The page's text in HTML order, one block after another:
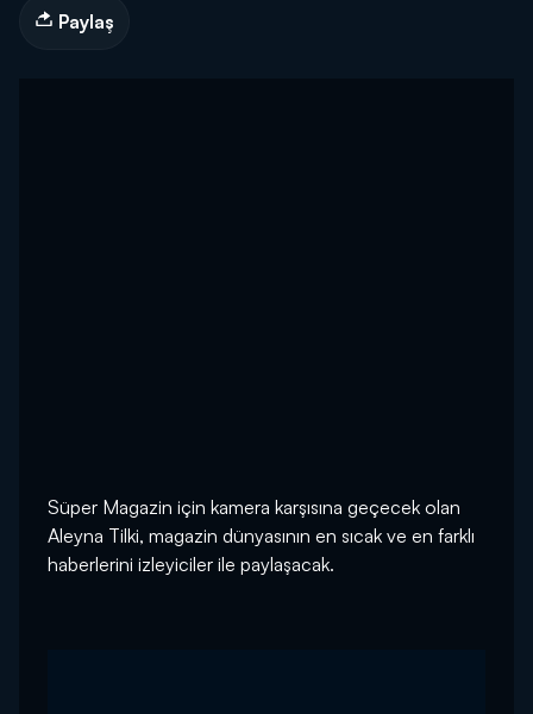
Paylaş
Süper Magazin için kamera karşısına geçecek olan
Aleyna Tilki, magazin dünyasının en sıcak ve en farklı
haberlerini izleyiciler ile paylaşacak.